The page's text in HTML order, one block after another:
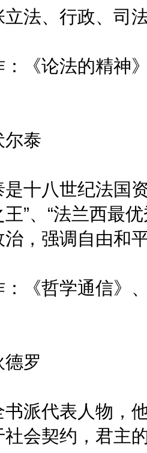
、行政、司法
论法的精神》
泰
八世纪法国资
”、“法兰西最
治，强调自由和
哲学通信》、
罗
代表人物，他
社会契约，君主